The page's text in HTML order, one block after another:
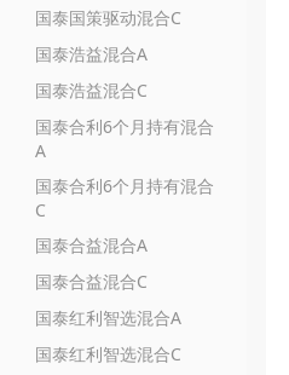
国泰国策驱动混合C
国泰浩益混合A
国泰浩益混合C
国泰合利6个月持有混合
A
国泰合利6个月持有混合
C
国泰合益混合A
国泰合益混合C
国泰红利智选混合A
国泰红利智选混合C